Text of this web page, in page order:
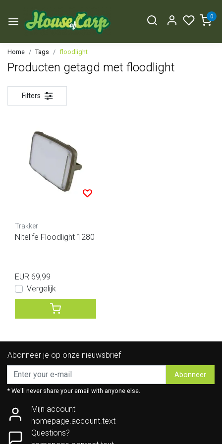
0
Home Tags floodlight
Producten getagd met floodlight
Filters
Trakker
Nitelife Floodlight 1280
EUR 69,99
Vergelijk
Abonneer je op onze nieuwsbrief
Abonneer
* We'll never share your email with anyone else.
Mijn account
homepage.account.text
Questions?